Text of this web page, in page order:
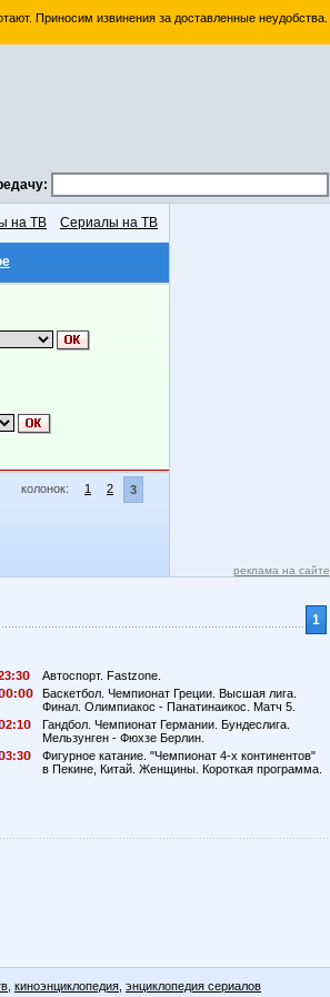
Приносим извинения за доставленные неудобства.
на ТВ Сериалы на ТВ
колонок: 1 2 3
реклама на сайте
1
Автоспорт. Fastzone.
:
Баскетбол. Чемпионат Греции. Высшая лига.
Финал. Олимпиакос - Панатинаикос. Матч 5.
2:1
Гандбол. Чемпионат Германии. Бундеслига.
Мельзунген - Фюхзе Берлин.
3:3
Фигурное катание. "Чемпионат 4-х континентов"
в Пекине, Китай. Женщины. Короткая программа.
киноэнциклопедия энциклопедия сериалов